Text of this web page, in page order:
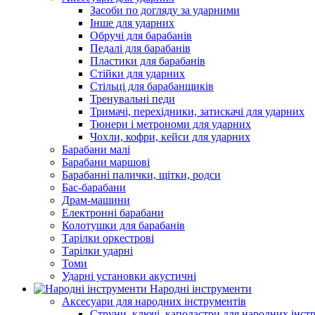
Засоби по догляду за ударними
Інше для ударних
Обручі для барабанів
Педалі для барабанів
Пластики для барабанів
Стійки для ударних
Стільці для барабанщиків
Тренувальні педи
Тримачі, перехідники, затискачі для ударних
Тюнери і метрономи для ударних
Чохли, кофри, кейси для ударних
Барабани малі
Барабани маршові
Барабанні палички, щітки, родси
Бас-барабани
Драм-машини
Електронні барабани
Колотушки для барабанів
Тарілки оркестрові
Тарілки ударні
Томи
Ударні установки акустичні
Народні інструменти
Аксесуари для народних інструментів